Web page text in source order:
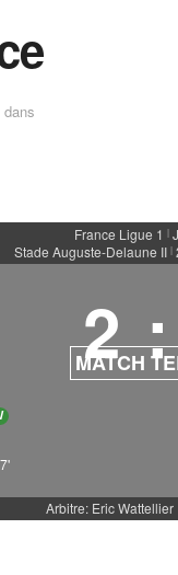
dans
France Ligue 1 |
Stade Auguste-Delaune II |
2 :
MATCH
Arbitre: Eric Wattellier